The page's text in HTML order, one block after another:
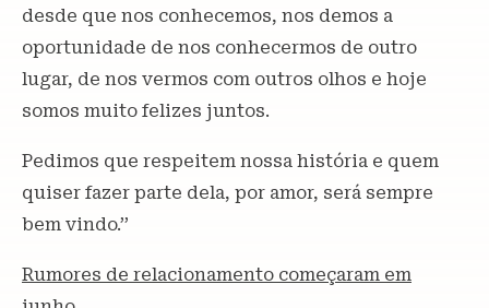
desde que nos conhecemos, nos demos a
oportunidade de nos conhecermos de outro
lugar, de nos vermos com outros olhos e hoje
somos muito felizes juntos.
Pedimos que respeitem nossa história e quem
quiser fazer parte dela, por amor, será sempre
bem vindo.’’
Rumores de relacionamento começaram em